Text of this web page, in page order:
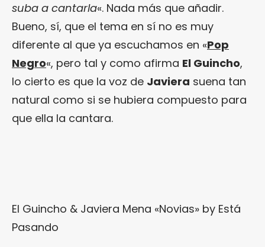
suba a cantarla«. Nada más que añadir.
Bueno, sí, que el tema en sí no es muy
diferente al que ya escuchamos en «Pop
Negro«, pero tal y como afirma El Guincho,
lo cierto es que la voz de Javiera suena tan
natural como si se hubiera compuesto para
que ella la cantara.
El Guincho & Javiera Mena «Novias» by Está
Pasando